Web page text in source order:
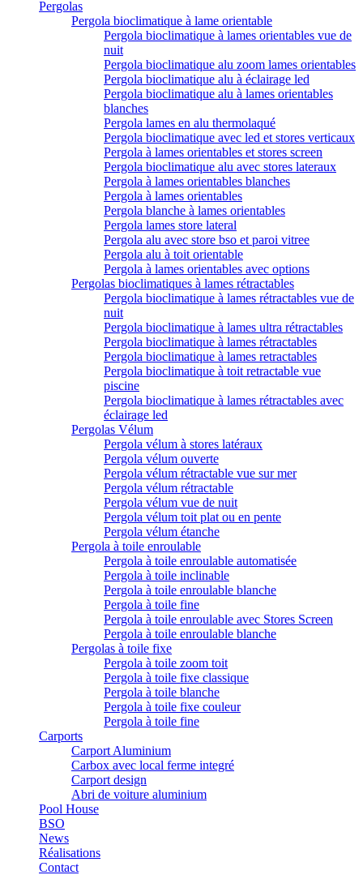
Pergolas
Pergola bioclimatique à lame orientable
Pergola bioclimatique à lames orientables vue de
nuit
Pergola bioclimatique alu zoom lames orientables
Pergola bioclimatique alu à éclairage led
Pergola bioclimatique alu à lames orientables
blanches
Pergola lames en alu thermolaqué
Pergola bioclimatique avec led et stores verticaux
Pergola à lames orientables et stores screen
Pergola bioclimatique alu avec stores lateraux
Pergola à lames orientables blanches
Pergola à lames orientables
Pergola blanche à lames orientables
Pergola lames store lateral
Pergola alu avec store bso et paroi vitree
Pergola alu à toit orientable
Pergola à lames orientables avec options
Pergolas bioclimatiques à lames rétractables
Pergola bioclimatique à lames rétractables vue de
nuit
Pergola bioclimatique à lames ultra rétractables
Pergola bioclimatique à lames rétractables
Pergola bioclimatique à lames retractables
Pergola bioclimatique à toit retractable vue
piscine
Pergola bioclimatique à lames rétractables avec
éclairage led
Pergolas Vélum
Pergola vélum à stores latéraux
Pergola vélum ouverte
Pergola vélum rétractable vue sur mer
Pergola vélum rétractable
Pergola vélum vue de nuit
Pergola vélum toit plat ou en pente
Pergola vélum étanche
Pergola à toile enroulable
Pergola à toile enroulable automatisée
Pergola à toile inclinable
Pergola à toile enroulable blanche
Pergola à toile fine
Pergola à toile enroulable avec Stores Screen
Pergola à toile enroulable blanche
Pergolas à toile fixe
Pergola à toile zoom toit
Pergola à toile fixe classique
Pergola à toile blanche
Pergola à toile fixe couleur
Pergola à toile fine
Carports
Carport Aluminium
Carbox avec local ferme integré
Carport design
Abri de voiture aluminium
Pool House
BSO
News
Réalisations
Contact